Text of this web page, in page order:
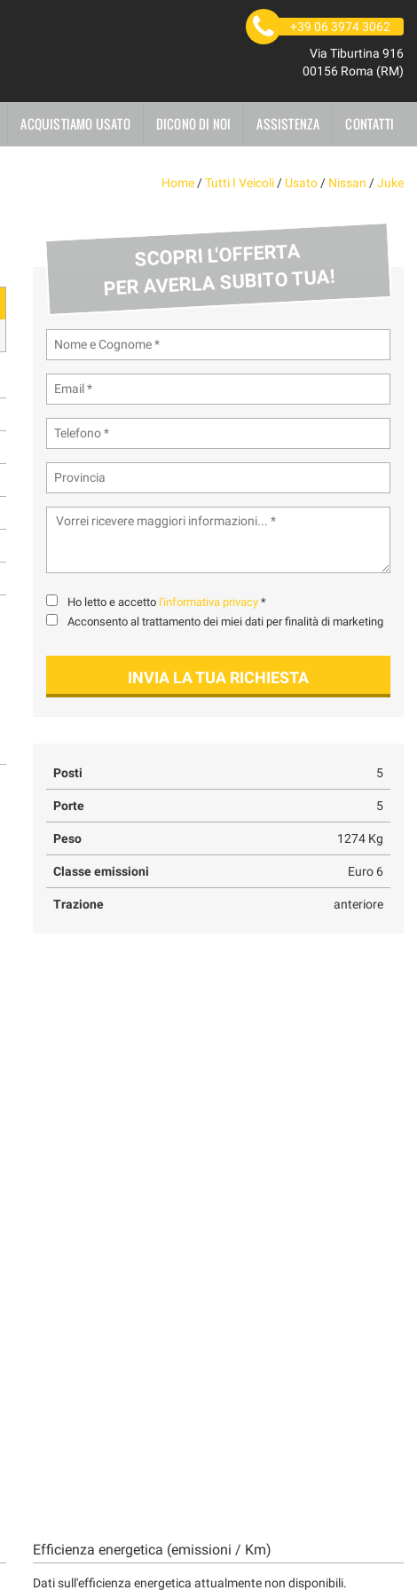
+39 06 3974 3062
Via Tiburtina 916
00156 Roma (RM)
ACQUISTIAMO USATO DICONO DI NOI ASSISTENZA CONTATTI
Home /Tutti I Veicoli / Usato / Nissan /Juke
SCOPRI L'OFFERTA
PER AVERLA SUBITO TUA!
Ho letto e accetto l'informativa privacy *
Acconsento al trattamento dei miei dati per finalità di marketing
INVIA LA TUA RICHIESTA
Posti 5
Porte 5
Peso 1274 Kg
Classe emissioni Euro 6
Trazione anteriore
Efficienza energetica (emissioni / Km)
Dati sull'efficienza energetica attualmente non disponibili.